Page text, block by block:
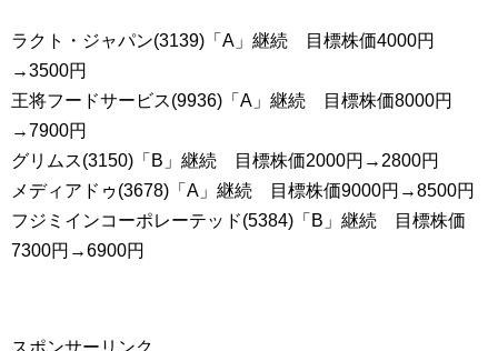
ラクト・ジャパン(3139)「A」継続 目標株価4000円
→3500円
王将フードサービス(9936)「A」継続 目標株価8000円
→7900円
グリムス(3150)「B」継続 目標株価2000円→2800円
メディアドゥ(3678)「A」継続 目標株価9000円→8500円
フジミインコーポレーテッド(5384)「B」継続 目標株価
7300円→6900円
スポンサーリンク